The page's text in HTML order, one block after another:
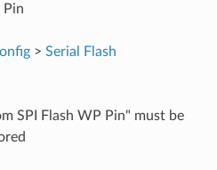
Pin
> Serial Flash
SPI Flash WP Pin" must be